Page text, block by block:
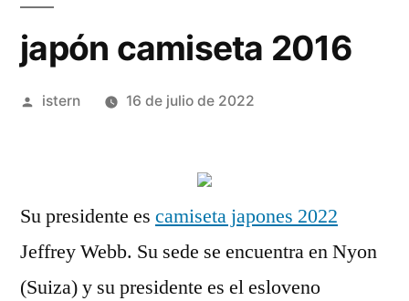
japón camiseta 2016
Publicado
istern 16 de julio de 2022
Su presidente es camiseta japones 2022
Jeffrey Webb. Su sede se encuentra en Nyon
(Suiza) y su presidente es el esloveno